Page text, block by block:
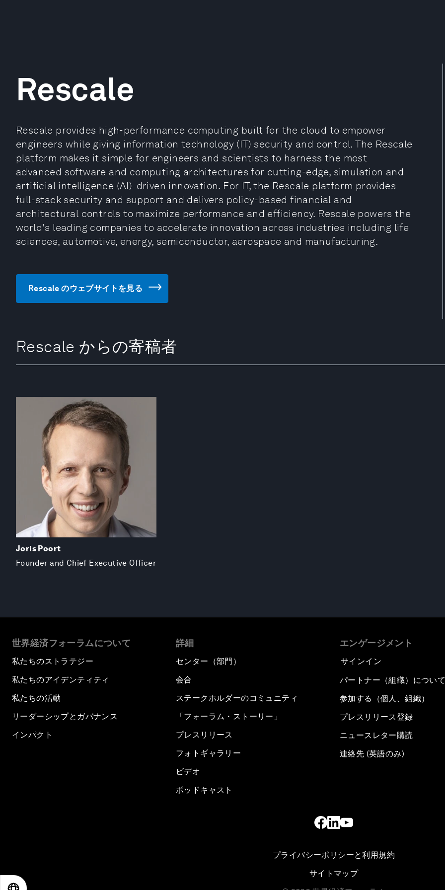
Rescale
Rescale provides high-performance computing built for the cloud to empower
engineers while giving information technology (IT) security and control. The Rescale
platform makes it simple for engineers and scientists to harness the most
advanced software and computing architectures for cutting-edge, simulation and
artificial intelligence (AI)-driven innovation. For IT, the Rescale platform provides
full-stack security and support and delivers policy-based financial and
architectural controls to maximize performance and efficiency. Rescale powers the
world's leading companies to accelerate innovation across industries including life
sciences, automotive, energy, semiconductor, aerospace and manufacturing.
Rescale のウェブサイトを見る
Rescale からの寄稿者
Joris Poort
Founder and Chief Executive Officer
世界経済フォーラムについて
私たちのストラテジー
私たちのアイデンティティ
私たちの活動
リーダーシップとガバナンス
インパクト
詳細
センター（部門）
会合
ステークホルダーのコミュニティ
「フォーラム・ストーリー」
プレスリリース
フォトギャラリー
ビデオ
ポッドキャスト
エンゲージメント
サインイン
パートナー（組織）につい
参加する（個人、組織）
プレスリリース登録
ニュースレター購読
連絡先 (英語のみ)
プライバシーポリシーと利用規約
サイトマップ